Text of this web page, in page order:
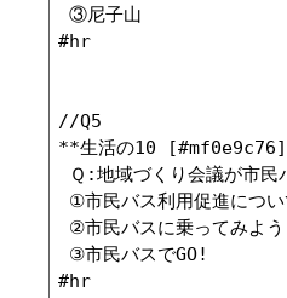
③尼子山
#hr
//Q5
**生活の10 [#mf0e9c76]
Ｑ:地域づくり会議が市民
①市民バス利用促進につい
②市民バスに乗ってみよう
③市民バスでGO!
#hr